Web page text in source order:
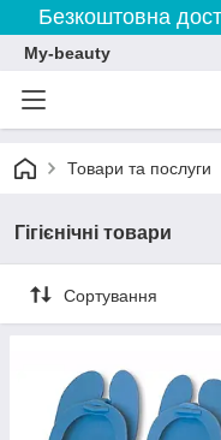
Безкоштовна
My-beauty
Товари та послуги
Гігієнічні товари
Сортування